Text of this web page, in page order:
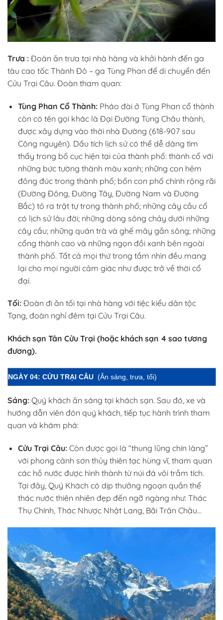
Trưa : Đoàn ăn trưa tại nhà hàng và khởi hành đến ga
tàu cao tốc Thành Đô – ga Tùng Phan để di chuyển đến
Cửu Trại Câu. Đoàn tham quan:
Tùng Phan Cổ Thành: Pháo đài ở Tùng Phan cổ thành
còn có tên gọi khác là Đại Đường Tùng Châu thành,
được xây dựng vào thời nhà Đường (618-907 sau
Công nguyên). Dấu tích lịch sử có thể dễ dàng tìm
thấy trong bố cục hiện tại của thành phố: thành cổ với
những bức tường thành màu xanh; những con hẻm
đông đúc trong thành phố; bốn con phố chính rộng rãi
(Đường Đông, Đường Tây, Đường Nam và Đường
Bắc) tỏ ra trật tự trong thành phố; những cây cầu cổ
có lịch sử lâu đời; những dòng sông chảy dưới những
cây cầu; những quán trà và ghế mây gần sông; những
cổng thành cao và những ngọn đồi xanh bên ngoài
thành phố. Tất cả mọi thứ trong tầm nhìn đều mang
lại cho mọi người cảm giác như được trở về thời cổ
đại.
Tối: Đoàn đi ăn tối tại nhà hàng với tiệc kiểu dân tộc
Tạng, đoàn nghỉ đêm tại Cửu Trại Câu.
Khách sạn Tân Cửu Trại (hoặc khách sạn 4 sao tương
đương).
NGÀY 04: CỬU TRẠI CÂU (Ăn sáng, trưa, tối)
Sáng: Quý khách ăn sáng tại khách sạn. Sau đó, xe và
hướng dẫn viên đón quý khách, tiếp tục hành trình tham
quan và khám phá:
Cửu Trại Câu: Còn được gọi là “thung lũng chín làng”
với phong cảnh sơn thủy thiên tạc hùng vĩ, tham quan
các hồ nước được hình thành từ núi đá vôi trầm tích.
Tại đây, Quý Khách có dịp thưởng ngoạn quần thể
thác nước thiên nhiên đẹp đến ngỡ ngàng như: Thác
Thụ Chính, Thác Nhược Nhật Lang, Bãi Trân Châu…